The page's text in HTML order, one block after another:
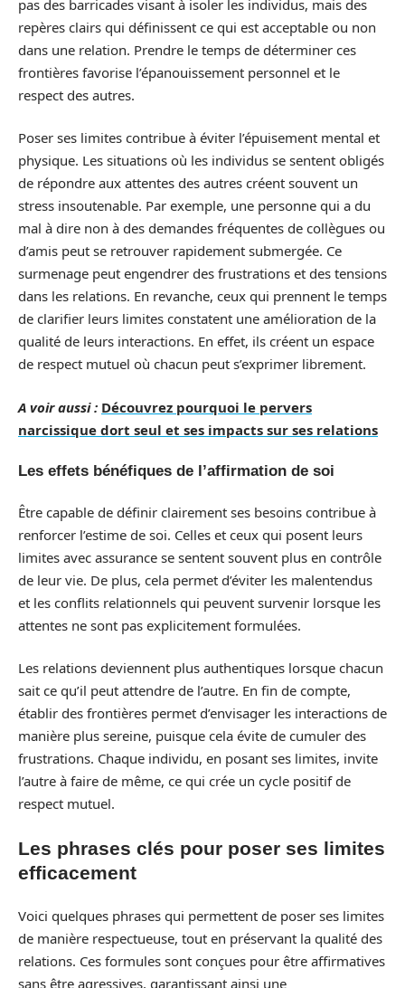
pas des barricades visant à isoler les individus, mais des
repères clairs qui définissent ce qui est acceptable ou non
dans une relation. Prendre le temps de déterminer ces
frontières favorise l’épanouissement personnel et le
respect des autres.
Poser ses limites contribue à éviter l’épuisement mental et
physique. Les situations où les individus se sentent obligés
de répondre aux attentes des autres créent souvent un
stress insoutenable. Par exemple, une personne qui a du
mal à dire non à des demandes fréquentes de collègues ou
d’amis peut se retrouver rapidement submergée. Ce
surmenage peut engendrer des frustrations et des tensions
dans les relations. En revanche, ceux qui prennent le temps
de clarifier leurs limites constatent une amélioration de la
qualité de leurs interactions. En effet, ils créent un espace
de respect mutuel où chacun peut s’exprimer librement.
A voir aussi : Découvrez pourquoi le pervers
narcissique dort seul et ses impacts sur ses relations
Les effets bénéfiques de l’affirmation de soi
Être capable de définir clairement ses besoins contribue à
renforcer l’estime de soi. Celles et ceux qui posent leurs
limites avec assurance se sentent souvent plus en contrôle
de leur vie. De plus, cela permet d’éviter les malentendus
et les conflits relationnels qui peuvent survenir lorsque les
attentes ne sont pas explicitement formulées.
Les relations deviennent plus authentiques lorsque chacun
sait ce qu’il peut attendre de l’autre. En fin de compte,
établir des frontières permet d’envisager les interactions de
manière plus sereine, puisque cela évite de cumuler des
frustrations. Chaque individu, en posant ses limites, invite
l’autre à faire de même, ce qui crée un cycle positif de
respect mutuel.
Les phrases clés pour poser ses limites
efficacement
Voici quelques phrases qui permettent de poser ses limites
de manière respectueuse, tout en préservant la qualité des
relations. Ces formules sont conçues pour être affirmatives
sans être agressives, garantissant ainsi une